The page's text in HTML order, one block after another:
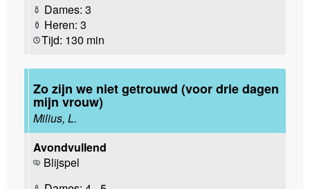
Dames: 3
Heren: 3
Tijd: 130 min
Zo zijn we niet getrouwd (voor drie dagen
mijn vrouw)
Milius, L.
Avondvullend
Blijspel